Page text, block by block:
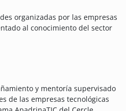
organizadas por las empresas
al conocimiento del sector
y mentoría supervisado
de las empresas tecnológicas